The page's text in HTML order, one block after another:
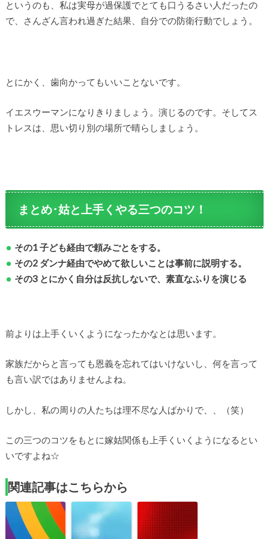
というのも、私は実母が過保護でとても口うるさい人だったの
で、さんざん言われ過ぎた結果、自分での防衛行動でしょう。
とにかく、歯向かってもいいことないです。
イエスウーマンになりきりましょう。演じるのです。そしてス
トレスは、思い切り別の場所で晴らしましょう。
まとめ･姑と上手くやる三つのコツ！
その1 子ども経由で頼みごとをする 。
その2 ダンナ経由でやめて欲しいことは事前に説明する。
その3 とにかく自分は反抗しないで、素直なふりを演じる
前よりは上手くいくようになったかなとは思います。
家族だからと言っても恩義を忘れてはいけないし、何を言って
も言い訳ではありませんよね。
しかし、私の周りの人たちは理不尽な人ばかりで、、（笑）
この三つのコツをもとに嫁姑関係も上手くいくようになるとい
いですよね☆
関連記事はこちらから